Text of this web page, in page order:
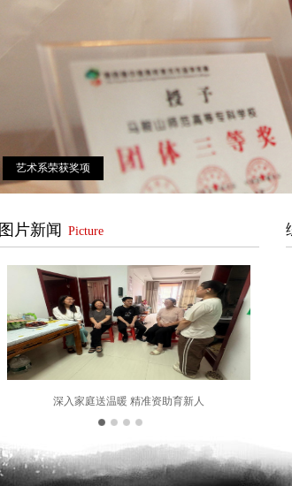
艺术系荣获奖项
图片新闻 Picture
深入家庭送温暖 精准资助育新人 艺